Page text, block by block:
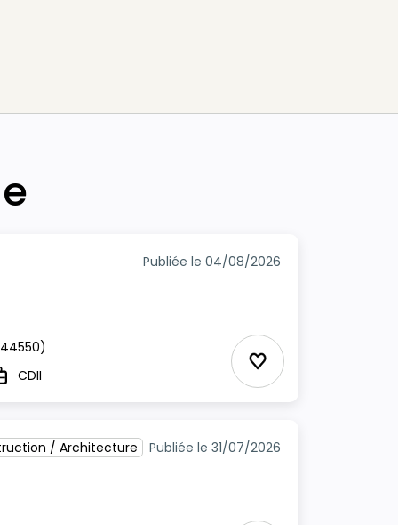
Publiée le 04/08/2026
CDII Ajouter aux
/ Architecture Publiée le 31/07/2026